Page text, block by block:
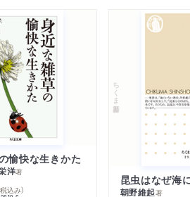
愉快な生きかた
洋著
込み）
ちくま新書
昆虫はなぜ海
朝野維起著